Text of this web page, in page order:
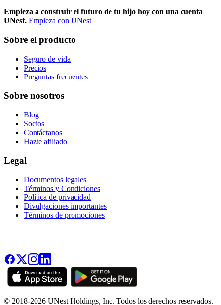
Empieza a construir el futuro de tu hijo hoy con una cuenta
UNest. Empieza con UNest
Sobre el producto
Seguro de vida
Precios
Preguntas frecuentes
Sobre nosotros
Blog
Socios
Contáctanos
Hazte afiliado
Legal
Documentos legales
Términos y Condiciones
Política de privacidad
Divulgaciones importantes
Términos de promociones
© 2018-2026 UNest Holdings, Inc. Todos los derechos reservados.